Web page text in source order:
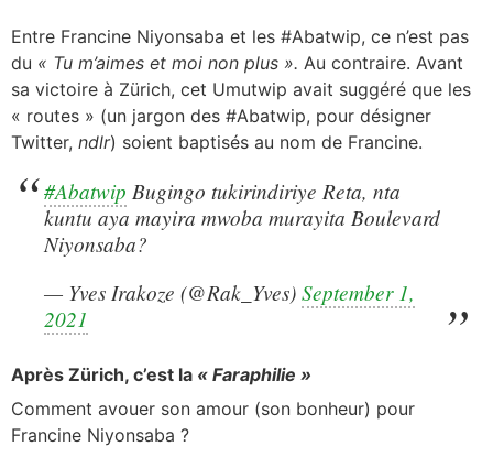
Entre Francine Niyonsaba et les #Abatwip, ce n’est pas
du « Tu m’aimes et moi non plus ». Au contraire. Avant
sa victoire à Zürich, cet Umutwip avait suggéré que les
« routes » (un jargon des #Abatwip, pour désigner
Twitter, ndlr) soient baptisés au nom de Francine.
#Abatwip Bugingo tukirindiriye Reta, nta
kuntu aya mayira mwoba murayita Boulevard
Niyonsaba?
— Yves Irakoze (@Rak_Yves)September 1,
2021
Après Zürich, c’est la « Faraphilie »
Comment avouer son amour (son bonheur) pour
Francine Niyonsaba ?